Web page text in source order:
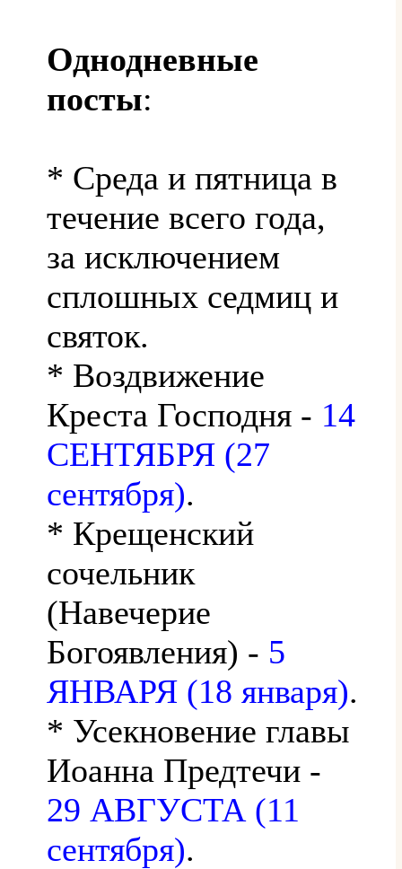
Однодневные
посты:
* Среда и пятница в
течение всего года,
за исключением
сплошных седмиц и
святок.
* Воздвижение
Креста Господня - 14
СЕНТЯБРЯ (27
сентября).
* Крещенский
сочельник
(Навечерие
Богоявления) - 5
ЯНВАРЯ (18 января).
* Усекновение главы
Иоанна Предтечи -
29 АВГУСТА (11
сентября).